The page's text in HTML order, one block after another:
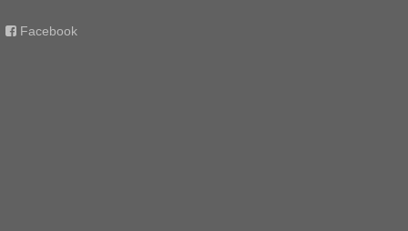
Facebook